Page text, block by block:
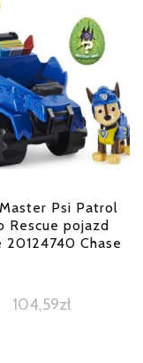
Psi Patrol
Rescue pojazd
20124740 Chase
104,59zł